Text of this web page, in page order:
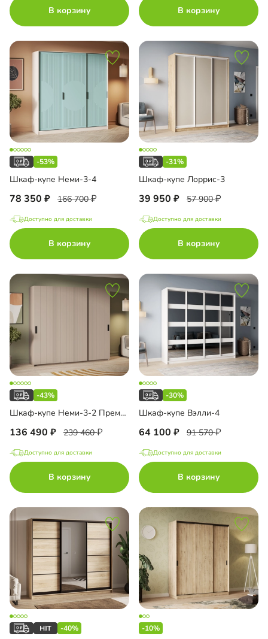
В корзину В корзину
-53%
Шкаф-купе Неми-3-4
78 350 166 700
Доступно для доставки
В корзину
-31%
Шкаф-купе Лоррис-3
39 950 57 900
Доступно для доставки
В корзину
-43%
Шкаф-купе Неми-3-2 Премиум
136 490 239 460
Доступно для доставки
В корзину
-30%
Шкаф-купе Вэлли-4
64 100 91 570
Доступно для доставки
В корзину
-40% -10%